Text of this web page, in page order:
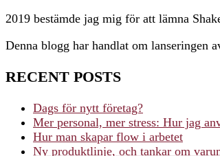
2019 bestämde jag mig för att lämna
Denna blogg har handlat om lanseringen
RECENT POSTS
Dags för nytt företag?
Mer personal, mer stress: Hur jag
Hur man skapar flow i arbetet
Ny produktlinje, och tankar om